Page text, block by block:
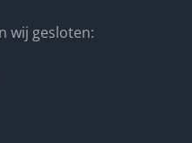
wij gesloten: